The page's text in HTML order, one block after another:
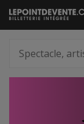
Passer
au
artiste,
lieu...